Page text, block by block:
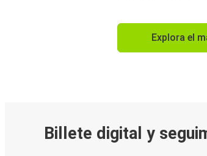
Explora el
Billete digital y